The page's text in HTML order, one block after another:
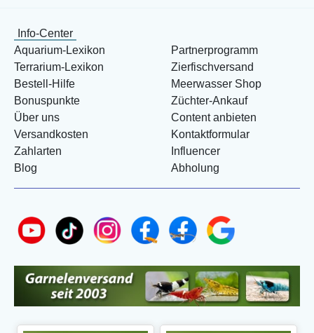
Info-Center
Aquarium-Lexikon
Terrarium-Lexikon
Bestell-Hilfe
Bonuspunkte
Über uns
Versandkosten
Zahlarten
Blog
Partnerprogramm
Zierfischversand
Meerwasser Shop
Züchter-Ankauf
Content anbieten
Kontaktformular
Influencer
Abholung